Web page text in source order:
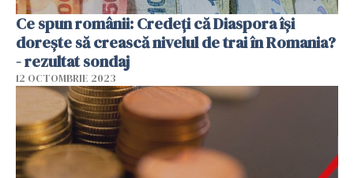
Ce spun românii: Credeți că Diaspora își
dorește să crească nivelul de trai în Romania?
- rezultat sondaj
12 OCTOMBRIE 2023